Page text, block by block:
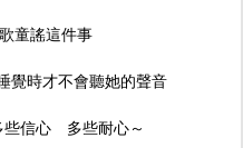
童謠這件事
時才不會聽她的聲音
些信心 多些耐心～